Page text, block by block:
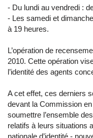
- Du lundi au vendredi :
- Les samedi et
à 19 heures.
L’opération de
2010. Cette opération
l’identité des agents
A cet effet, ces derniers
devant la Commission
soumettre l’ensemble
relatifs à leurs situations
nationale d’identité -